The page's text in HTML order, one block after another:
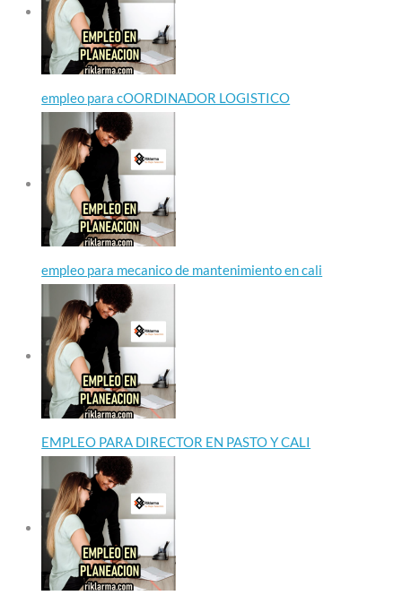
empleo para cOORDINADOR LOGISTICO
empleo para mecanico de mantenimiento en cali
EMPLEO PARA DIRECTOR EN PASTO Y CALI